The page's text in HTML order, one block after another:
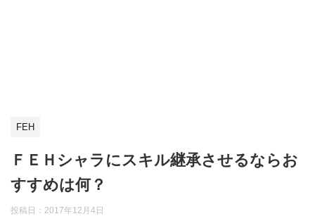
FEH
ＦＥＨシャラにスキル継承させるならお
すすめは何？
投稿日： 2017年12月4日